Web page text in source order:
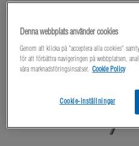
Denna webbplats använder cookies
Genom att klicka på "acceptera alla cookies"
för att förbättra navigeringen på webbplatsen,
våra marknadsföringsinsatser. Cookie Policy
Cookie-inställningar